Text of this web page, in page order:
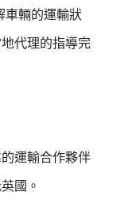
車輛的運輸狀
代理的指導完
運輸合作夥伴
國。